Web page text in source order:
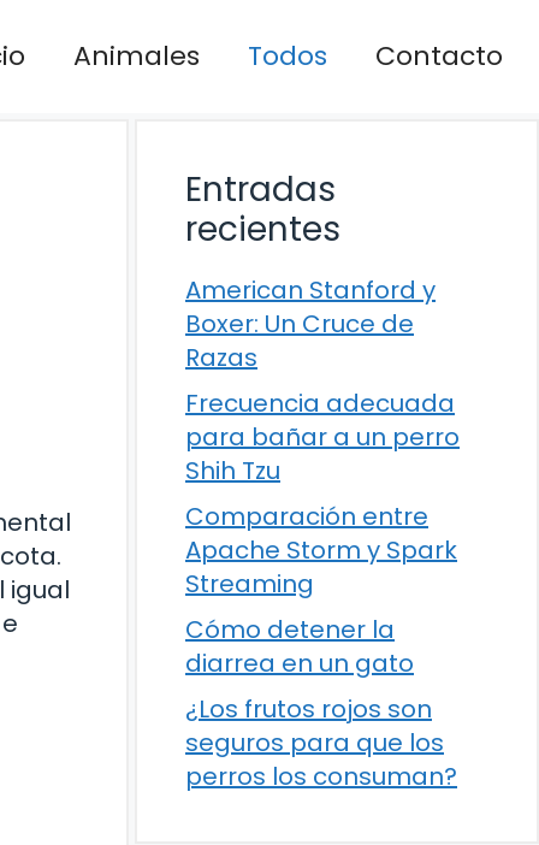
Animales Todos Contacto
igual
Entradas
recientes
American Stanford y
Boxer: Un Cruce de
Razas
Frecuencia adecuada
para bañar a un perro
Shih Tzu
Comparación entre
Apache Storm y Spark
Streaming
Cómo detener la
diarrea en un gato
¿Los frutos rojos son
seguros para que los
perros los consuman?